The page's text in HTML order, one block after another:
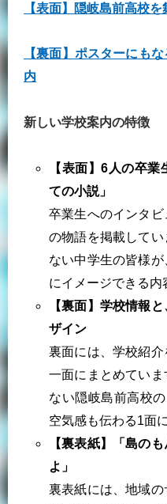
【表面】隠岐島前高校
【裏面】ポスターにも
内
新しい学校案内の特徴
【表面】6人の卒
ての小説」
卒業生へのインタ
の物語を掲載して
ない中学生の皆様
にイメージできる内
【裏面】学校情報
ザイン
裏面には、学校紹
一面にまとめてい
ない隠岐島前高校
空気感も伝わる1面
【裏表紙】「島の
よ」
裏表紙には、地域